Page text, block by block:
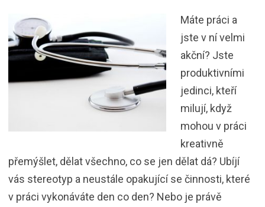
Máte práci a
jste v ní velmi
akční? Jste
produktivními
jedinci, kteří
milují, když
mohou v práci
kreativně
přemýšlet, dělat všechno, co se jen dělat dá? Ubíjí
vás stereotyp a neustále opakující se činnosti, které
v práci vykonáváte den co den? Nebo je právě